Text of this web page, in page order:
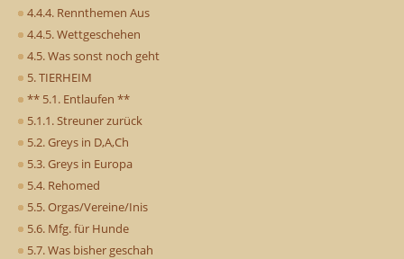
4.4.4. Rennthemen Aus
4.4.5. Wettgeschehen
4.5. Was sonst noch geht
5. TIERHEIM
** 5.1. Entlaufen **
5.1.1. Streuner zurück
5.2. Greys in D,A,Ch
5.3. Greys in Europa
5.4. Rehomed
5.5. Orgas/Vereine/Inis
5.6. Mfg. für Hunde
5.7. Was bisher geschah